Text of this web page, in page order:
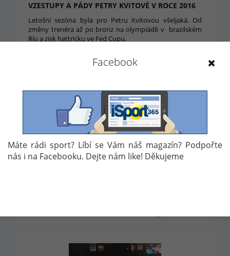
VZESTUPY A PÁDY PETRY KVITOVÉ V ROCE 2016
Letošní sezóna byla pro Petru Kvitovou všeljaká. Od
změny trenéra až po bronz na olympiádě v brazilském
Riu a zisk hattricku ve Fed Cupu.
PĚT VÝHER A PĚT DŮVODŮ, PROČ SE ČESKÝM
Facebook
Máte rádi sport? Líbí se Vám náš magazín? Podpořte
nás i na Facebooku. Dejte nám like! Děkujeme